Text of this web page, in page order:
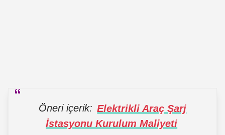
Öneri içerik: Elektrikli Araç Şarj
İstasyonu Kurulum Maliyeti